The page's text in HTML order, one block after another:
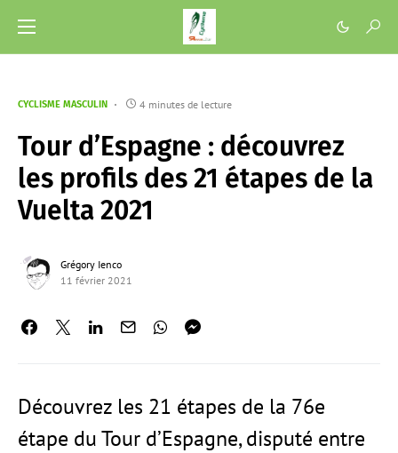
CYCLISME MASCULIN 4 minutes de lecture
Tour d’Espagne : découvrez
les profils des 21 étapes de la
Vuelta 2021
Grégory Ienco
11 février 2021
Découvrez les 21 étapes de la 76e
étape du Tour d’Espagne, disputé entre